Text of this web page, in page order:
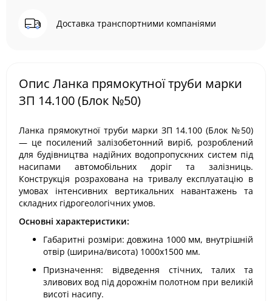
Доставка транспортними компаніями
Опис Ланка прямокутної труби марки
ЗП 14.100 (Блок №50)
Ланка прямокутної труби марки ЗП 14.100 (Блок №50)
— це посилений залізобетонний виріб, розроблений
для будівництва надійних водопропускних систем під
насипами автомобільних доріг та залізниць.
Конструкція розрахована на тривалу експлуатацію в
умовах інтенсивних вертикальних навантажень та
складних гідрогеологічних умов.
Основні характеристики:
Габаритні розміри: довжина 1000 мм, внутрішній
отвір (ширина/висота) 1000х1500 мм.
Призначення: відведення стічних, талих та
зливових вод під дорожнім полотном при великій
висоті насипу.